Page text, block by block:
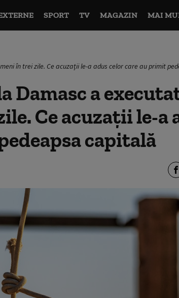
SPORT TV MAGAZIN MAI
în trei zile. Ce acuzații le-a adus celor care au primit
Damasc a
Ce acuzații le-a
capitală